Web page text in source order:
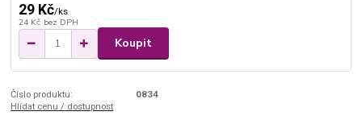
29 Kč/ks
24 Kč bez DPH
Koupit
Číslo produktu:
0834
Hlídat cenu / dostupnost